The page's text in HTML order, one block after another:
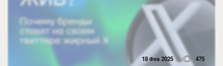
18 Фев 2025 475